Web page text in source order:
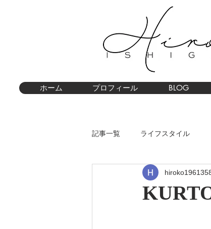
ホーム プロフィール BLOG
記事一覧 ライフスタイル